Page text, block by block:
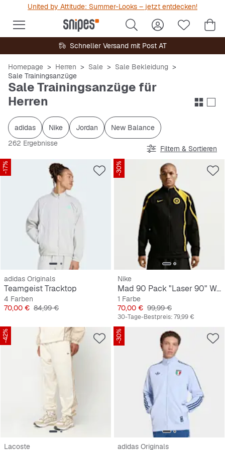
United by Attitude: Summer-Looks – jetzt entdecken!
Schneller Versand mit Post AT
Homepage Herren Sale
Sale Bekleidung
Sale Trainingsanzüge
Sale Trainingsanzüge für
Herren
adidas Nike Jordan
New Balance
262 Ergebnisse
Filtern & Sortieren
-17%
adidas Originals
Teamgeist Tracktop
4 Farben
Preis
70,00 € Originalpreis
84,99 €
-30%
Nike
Mad 90 Pack "Laser 90" Woven Jacket
1 Farbe
Preis
70,00 € Originalpreis
99,99 €
30-Tage-Bestpreis:79,99 €
-42%
Lacoste
-30%
adidas Originals